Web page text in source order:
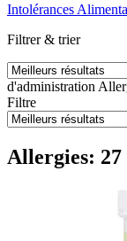
Intolérances
Filtrer & trier
d'administration
Filtre
Allergies: